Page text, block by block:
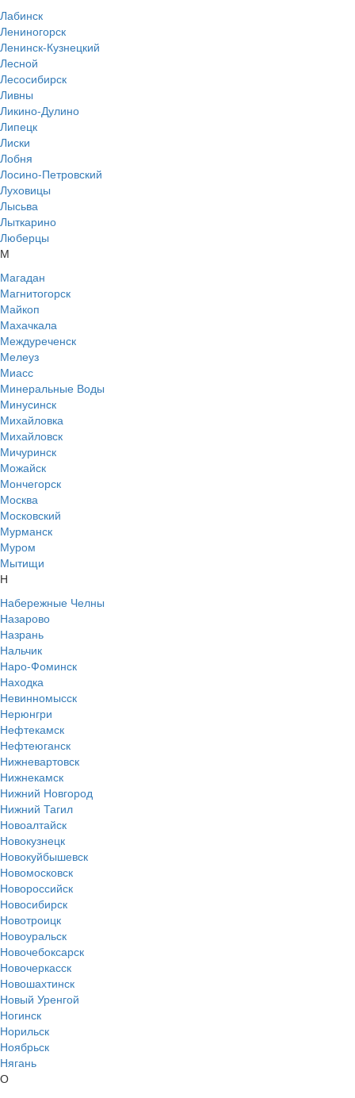
Лабинск
Лениногорск
Ленинск-Кузнецкий
Лесной
Лесосибирск
Ливны
Ликино-Дулино
Липецк
Лиски
Лобня
Лосино-Петровский
Луховицы
Лысьва
Лыткарино
Люберцы
М
Магадан
Магнитогорск
Майкоп
Махачкала
Междуреченск
Мелеуз
Миасс
Минеральные Воды
Минусинск
Михайловка
Михайловск
Мичуринск
Можайск
Мончегорск
Москва
Московский
Мурманск
Муром
Мытищи
Н
Набережные Челны
Назарово
Назрань
Нальчик
Наро-Фоминск
Находка
Невинномысск
Нерюнгри
Нефтекамск
Нефтеюганск
Нижневартовск
Нижнекамск
Нижний Новгород
Нижний Тагил
Новоалтайск
Новокузнецк
Новокуйбышевск
Новомосковск
Новороссийск
Новосибирск
Новотроицк
Новоуральск
Новочебоксарск
Новочеркасск
Новошахтинск
Новый Уренгой
Ногинск
Норильск
Ноябрьск
Нягань
О